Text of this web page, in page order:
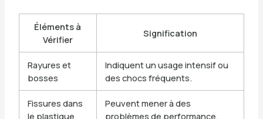
Éléments à
Vérifier
Signification
Rayures et
bosses
Indiquent un usage intensif ou
des chocs fréquents.
Fissures dans
le plastique
Peuvent mener à des
problèmes de performance.